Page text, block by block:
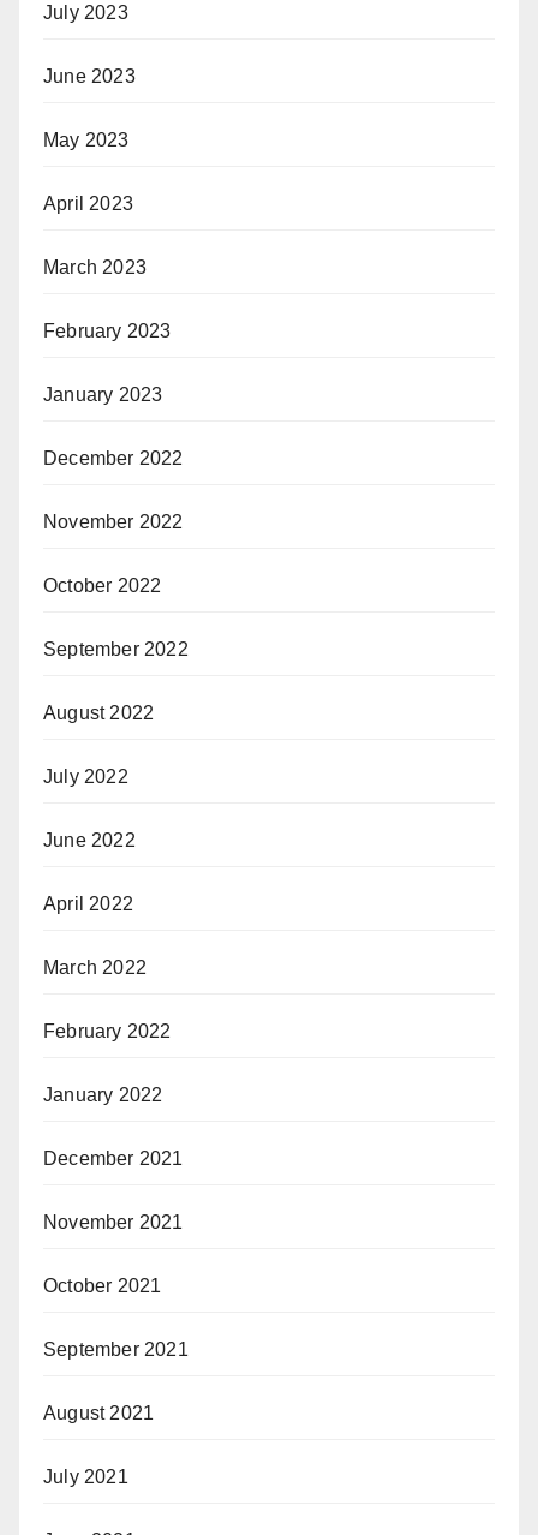
July 2023
June 2023
May 2023
April 2023
March 2023
February 2023
January 2023
December 2022
November 2022
October 2022
September 2022
August 2022
July 2022
June 2022
April 2022
March 2022
February 2022
January 2022
December 2021
November 2021
October 2021
September 2021
August 2021
July 2021